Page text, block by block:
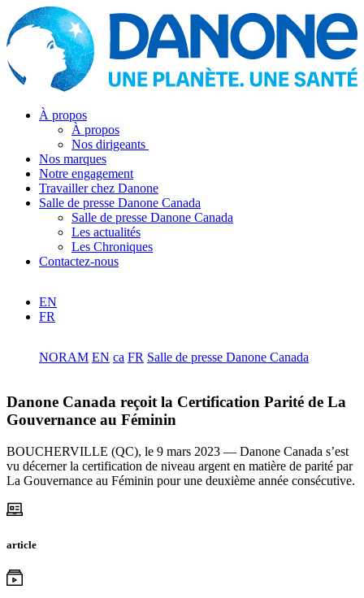
À propos
À propos
Nos dirigeants
Nos marques
Notre engagement
Travailler chez Danone
Salle de presse Danone Canada
Salle de presse Danone Canada
Les actualités
Les Chroniques
Contactez-nous
EN
FR
NORAM EN ca FR Salle de presse Danone Canada
Danone Canada reçoit la Certification Parité de La
Gouvernance au Féminin
BOUCHERVILLE (QC), le 9 mars 2023 — Danone Canada s’est
vu décerner la certification de niveau argent en matière de parité par
La Gouvernance au Féminin pour une deuxième année consécutive.
article